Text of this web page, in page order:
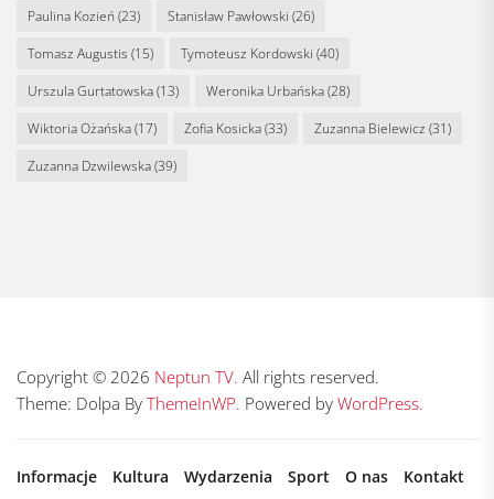
Paulina Kozień (23) Stanisław Pawłowski (26)
Tomasz Augustis (15) Tymoteusz Kordowski (40)
Urszula Gurtatowska(13) Weronika Urbańska(28)
Wiktoria Ożańska(17) Zofia Kosicka(33) Zuzanna Bielewicz (31)
Zuzanna Dzwilewska(39)
Copyright © 2026 Neptun TV. All rights reserved.
Theme: Dolpa By ThemeInWP. Powered by WordPress.
Informacje Kultura Wydarzenia Sport O nas Kontakt